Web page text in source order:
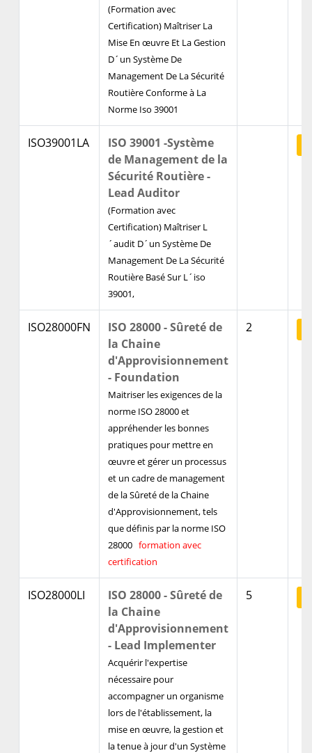
(Formation avec
Certification) Maîtriser La
Mise En œuvre Et La Gestion
D´un Système De
Management De La Sécurité
Routière Conforme à La
Norme Iso 39001
ISO39001LA
ISO 39001 -Système
de Management de la
Sécurité Routière -
Lead Auditor
(Formation avec
Certification) Maîtriser L
´audit D´un Système De
Management De La Sécurité
Routière Basé Sur L´iso
39001,
ISO28000FN
ISO 28000 - Sûreté de
la Chaine
d'Approvisionnement
- Foundation
Maitriser les exigences de la
norme ISO 28000 et
appréhender les bonnes
pratiques pour mettre en
œuvre et gérer un processus
et un cadre de management
de la Sûreté de la Chaine
d'Approvisionnement, tels
que définis par la norme ISO
28000 formation avec
certification
2
ISO28000LI
ISO 28000 - Sûreté de
la Chaine
d'Approvisionnement
- Lead Implementer
Acquérir l'expertise
nécessaire pour
accompagner un organisme
lors de l'établissement, la
mise en œuvre, la gestion et
la tenue à jour d'un Système
5